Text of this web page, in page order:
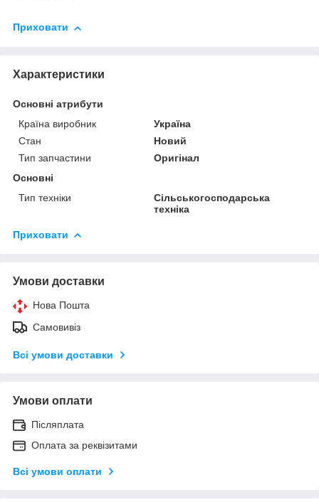
Приховати
Характеристики
Основні атрибути
Країна виробник
Україна
Стан
Новий
Тип запчастини
Оригінал
Основні
Тип техніки
Сільськогосподарська
техніка
Приховати
Умови доставки
Нова Пошта
Самовивіз
Всі умови доставки
Умови оплати
Післяплата
Оплата за реквізитами
Всі умови оплати